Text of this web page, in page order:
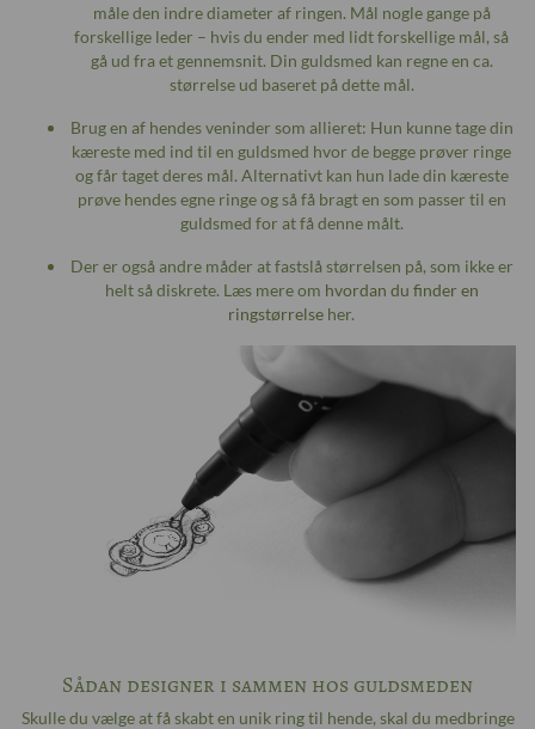
måle den indre diameter af ringen. Mål nogle gange på
forskellige leder – hvis du ender med lidt forskellige mål, så
gå ud fra et gennemsnit. Din guldsmed kan regne en ca.
størrelse ud baseret på dette mål.
Brug en af hendes veninder som allieret: Hun kunne tage din
kæreste med ind til en guldsmed hvor de begge prøver ringe
og får taget deres mål. Alternativt kan hun lade din kæreste
prøve hendes egne ringe og så få bragt en som passer til en
guldsmed for at få denne målt.
Der er også andre måder at fastslå størrelsen på, som ikke er
helt så diskrete. Læs mere om hvordan du finder en
ringstørrelse her.
Sådan designer i sammen hos guldsmeden
Skulle du vælge at få skabt en unik ring til hende, skal du medbringe